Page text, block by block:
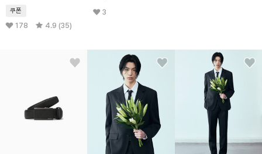
쿠폰
178 4.9 (35)
3